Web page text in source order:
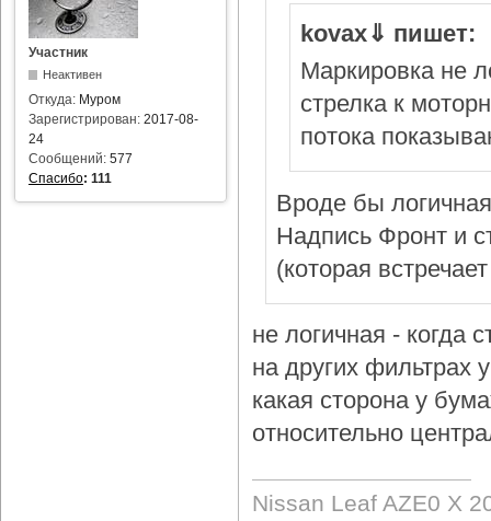
Участник
Неактивен
Откуда: Муром
Зарегистрирован: 2017-08-
24
Сообщений: 577
Спасибо: 111
kovax⇓ пишет:
Маркировка не
стрелка к
потока
Вроде бы
Надпись Фронт и
(которая
не логичная - когда
на других фильтрах
какая сторона у
относительно
Nissan Leaf AZE0 X